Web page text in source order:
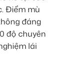
Điểm mù
đáng
độ chuyên
lái